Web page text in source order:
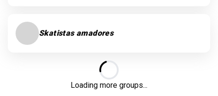
Skatistas amadores
Loading...
Loading more groups...